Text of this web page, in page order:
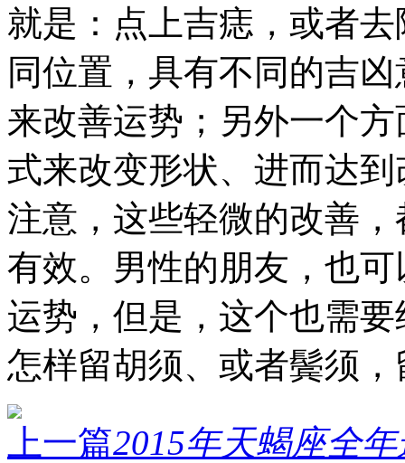
就是：点上吉痣，或者
同位置，具有不同的吉
来改善运势；另外一个
式来改变形状、进而达
注意，这些轻微的改善
有效。男性的朋友，也
运势，但是，这个也需
怎样留胡须、或者鬓须
上一篇2015年天蝎座全